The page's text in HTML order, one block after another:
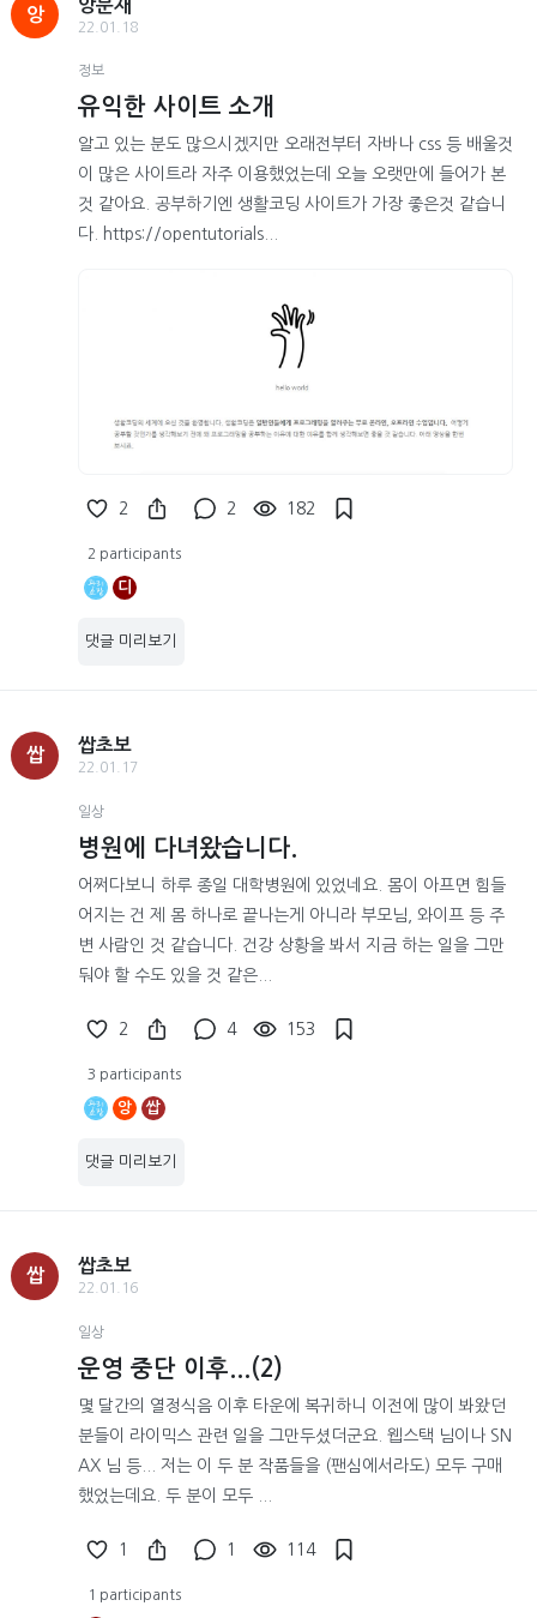
앙
앙문재
22.01.18
정보
유익한 사이트 소개
알고 있는 분도 많으시겠지만 오래전부터 자바나 css 등 배울것
이 많은 사이트라 자주 이용했었는데 오늘 오랫만에 들어가 본
것 같아요. 공부하기엔 생활코딩 사이트가 가장 좋은것 같습니
다. https://opentutorials...
2 2 182
2 participants
디
댓글 미리보기
쌉
쌉초보
22.01.17
일상
병원에 다녀왔습니다.
어쩌다보니 하루 종일 대학병원에 있었네요. 몸이 아프면 힘들
어지는 건 제 몸 하나로 끝나는게 아니라 부모님, 와이프 등 주
변 사람인 것 같습니다. 건강 상황을 봐서 지금 하는 일을 그만
둬야 할 수도 있을 것 같은...
2 4 153
3 participants
앙 쌉
댓글 미리보기
쌉
쌉초보
22.01.16
일상
운영 중단 이후...(2)
몇 달간의 열정식음 이후 타운에 복귀하니 이전에 많이 봐왔던
분들이 라이믹스 관련 일을 그만두셨더군요. 웹스택 님이나 SN
AX 님 등... 저는 이 두 분 작품들을 (팬심에서라도) 모두 구매
했었는데요. 두 분이 모두 ...
1 1 114
1 participants